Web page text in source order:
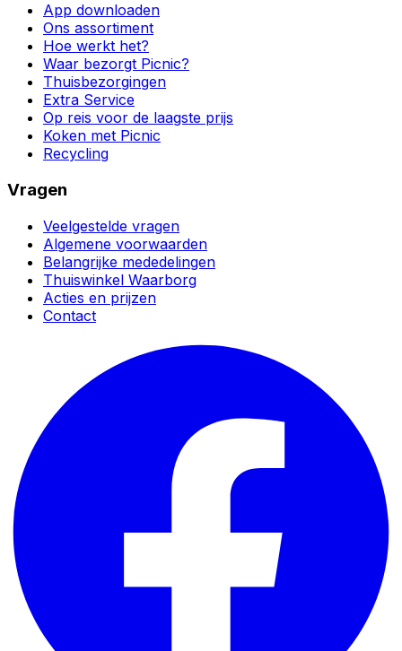
App downloaden
Ons assortiment
Hoe werkt het?
Waar bezorgt Picnic?
Thuisbezorgingen
Extra Service
Op reis voor de laagste prijs
Koken met Picnic
Recycling
Vragen
Veelgestelde vragen
Algemene voorwaarden
Belangrijke mededelingen
Thuiswinkel Waarborg
Acties en prijzen
Contact